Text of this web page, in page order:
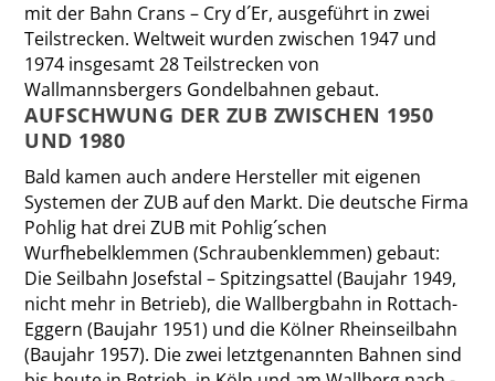
mit der Bahn Crans – Cry d´Er, ausgeführt in zwei
Teilstrecken. Weltweit wurden zwischen 1947 und
1974 insgesamt 28 Teilstrecken von
Wallmannsbergers Gondelbahnen gebaut.
AUFSCHWUNG DER ZUB ZWISCHEN 1950
UND 1980
Bald kamen auch andere Hersteller mit eigenen
Systemen der ZUB auf den Markt. Die deutsche Firma
Pohlig hat drei ZUB mit Pohlig´schen
Wurfhebelklemmen (Schraubenklemmen) gebaut:
Die Seilbahn Josefstal – Spitzingsattel (Baujahr 1949,
nicht mehr in Betrieb), die Wallbergbahn in Rottach-
Eggern (Baujahr 1951) und die Kölner Rheinseilbahn
(Baujahr 1957). Die zwei letztgenannten Bahnen sind